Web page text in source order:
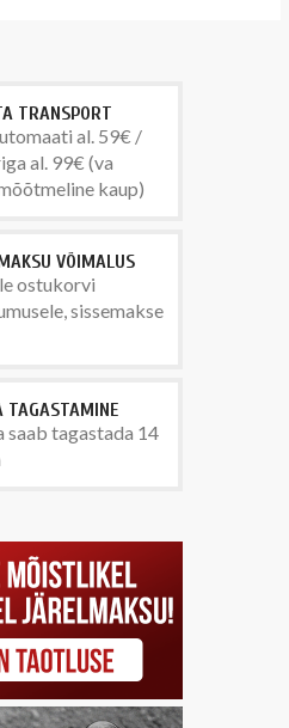
TRANSPORT
al. 59€ /
al. 99€ (va
kaup)
VÕIMALUS
ostukorvi
sissemakse
TAGASTAMINE
saab tagastada 14